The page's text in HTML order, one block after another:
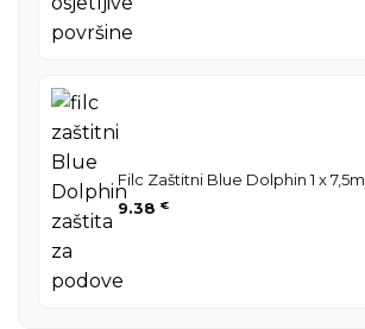
Filc Zaštitni Blue Dolphin 1 x 7,5m
9.38 €